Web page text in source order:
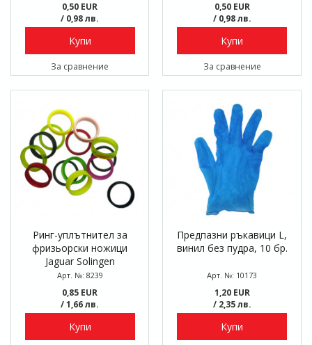
0,50 EUR
/ 0,98 лв.
Купи
За сравнение
0,50 EUR
/ 0,98 лв.
Купи
За сравнение
Ринг-уплътнител за
фризьорски ножици
Jaguar Solingen
Арт. №: 8239
0,85 EUR
/ 1,66 лв.
Купи
Предпазни ръкавици L,
винил без пудра, 10 бр.
Арт. №: 10173
1,20 EUR
/ 2,35 лв.
Купи